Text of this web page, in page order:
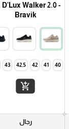
D'Lux Walker 2.0 -
Bravik
40
41
42
42.5
43
add_shopping_cart
رجال